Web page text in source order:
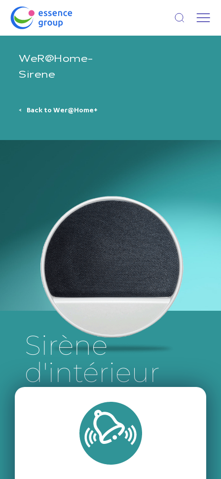
Open search
WeR@Home-
Sirene
Back to Wer@Home+
Sirène
d'intérieur
sans fil
Une puissante sirène d’intérieur sans fil,
fonctionnant sur batterie.